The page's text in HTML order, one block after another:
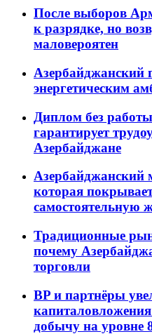
После выборов
к разрядке, но
маловероятен
Азербайджанский
энергетическим
Диплом без
гарантирует
Азербайджане
Азербайджанский
которая
самостоятельную
Традиционные
почему
торговли
BP и партнёры
добычу на уровне